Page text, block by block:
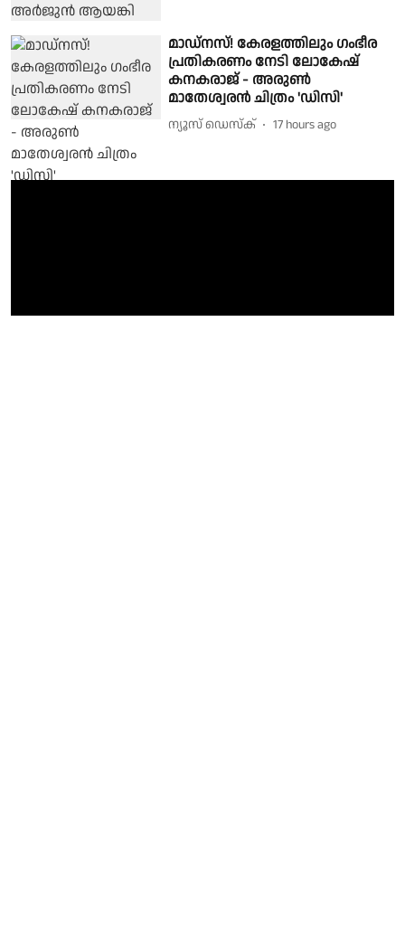
മാഡ്നസ്! കേരളത്തിലും ഗംഭീര
പ്രതികരണം നേടി ലോകേഷ്
കനകരാജ് - അരുൺ
മാതേശ്വരൻ ചിത്രം 'ഡിസി'
ന്യൂസ് ഡെസ്ക് 17 hours ago